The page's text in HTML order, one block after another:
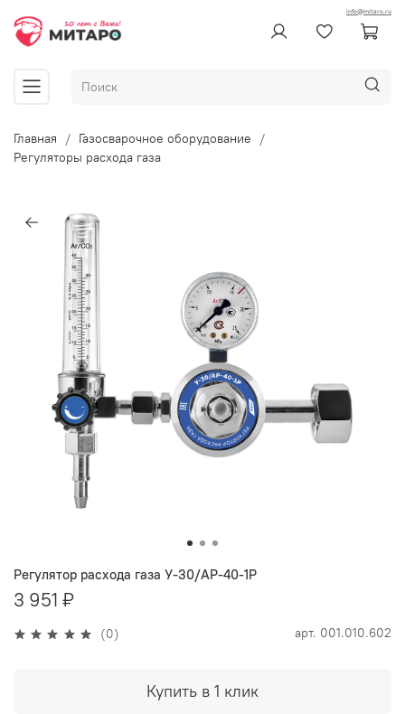
info@mitaro.ru
Главная
Газосварочное оборудование
Регуляторы расхода газа
(0) арт. 001.010.602
Регулятор расхода газа У-30/АР-40-1Р
3 951 ₽
Купить в 1 клик